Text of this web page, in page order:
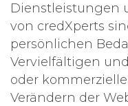
Dienstleistungen
von credXperts
persönlichen
Vervielfältigen
oder
Verändern der